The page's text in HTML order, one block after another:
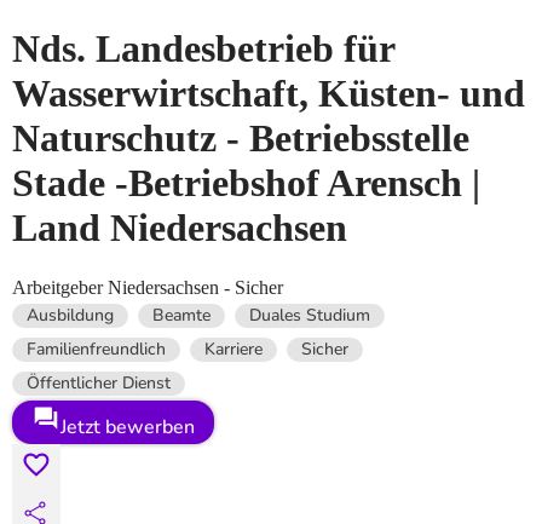
Nds. Landesbetrieb für
Wasserwirtschaft, Küsten- und
Naturschutz - Betriebsstelle
Stade -Betriebshof Arensch |
Land Niedersachsen
Arbeitgeber Niedersachsen - Sicher
Ausbildung Beamte
Duales Studium
Familienfreundlich
Karriere
Sicher
Öffentlicher Dienst
Jetzt bewerben